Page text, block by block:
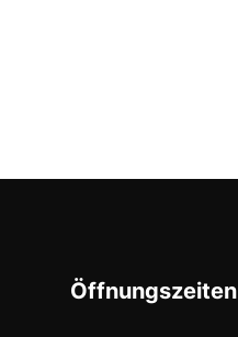
Öffnungszeiten